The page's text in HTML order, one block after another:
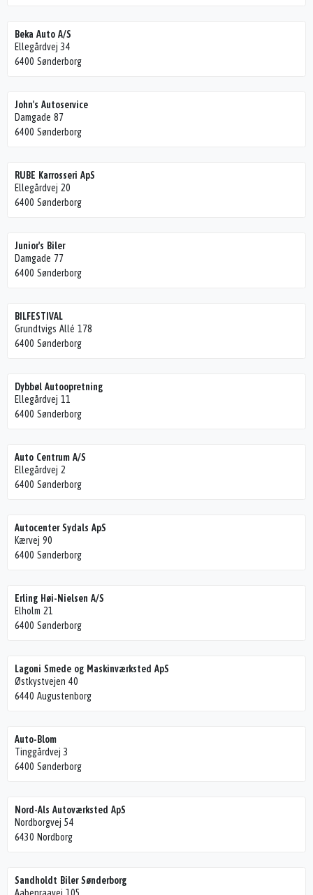
Beka Auto A/S
Ellegårdvej 34
6400 Sønderborg
John's Autoservice
Damgade 87
6400 Sønderborg
RUBE Karrosseri ApS
Ellegårdvej 20
6400 Sønderborg
Junior's Biler
Damgade 77
6400 Sønderborg
BILFESTIVAL
Grundtvigs Allé 178
6400 Sønderborg
Dybbøl Autoopretning
Ellegårdvej 11
6400 Sønderborg
Auto Centrum A/S
Ellegårdvej 2
6400 Sønderborg
Autocenter Sydals ApS
Kærvej 90
6400 Sønderborg
Erling Høi-Nielsen A/S
Elholm 21
6400 Sønderborg
Lagoni Smede og Maskinværksted ApS
Østkystvejen 40
6440 Augustenborg
Auto-Blom
Tinggårdvej 3
6400 Sønderborg
Nord-Als Autoværksted ApS
Nordborgvej 54
6430 Nordborg
Sandholdt Biler Sønderborg